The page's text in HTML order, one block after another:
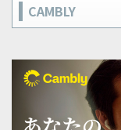
CAMBLY